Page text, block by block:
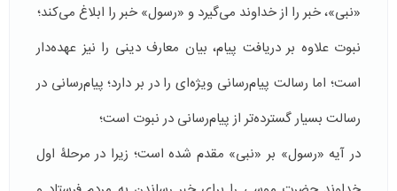
«نبی»، خبر را از خداوند می‌گیرد و «رسول» خبر را ابلاغ می‌کند؛
نبوت علاوه بر دریافت پیام، بیان معارف دینی را نیز عهده‌دار
است؛ اما رسالت پیام‌رسانی ویژه‌ای را در بر دارد؛ پیام‌رسانی در
رسالت بسیار گسترده‌تر از پیام‌رسانی در نبوت است؛
در آیه «رسول» بر «نبی» مقدم شده است؛ زیرا در مرحلۀ اول